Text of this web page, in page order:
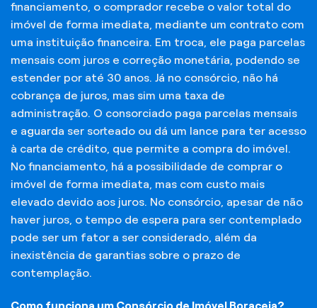
financiamento, o comprador recebe o valor total do
imóvel de forma imediata, mediante um contrato com
uma instituição financeira. Em troca, ele paga parcelas
mensais com juros e correção monetária, podendo se
estender por até 30 anos. Já no consórcio, não há
cobrança de juros, mas sim uma taxa de
administração. O consorciado paga parcelas mensais
e aguarda ser sorteado ou dá um lance para ter acesso
à carta de crédito, que permite a compra do imóvel.
No financiamento, há a possibilidade de comprar o
imóvel de forma imediata, mas com custo mais
elevado devido aos juros. No consórcio, apesar de não
haver juros, o tempo de espera para ser contemplado
pode ser um fator a ser considerado, além da
inexistência de garantias sobre o prazo de
contemplação.